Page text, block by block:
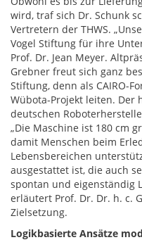
wird, traf sich Dr. Schunk
Vertretern der THWS.
Vogel Stiftung für ihre
Prof. Dr. Jean Meyer.
Grebner freut sich ganz
Stiftung, denn als CAIRO-
Wübota-Projekt leiten. Der
deutschen
„Die Maschine ist 180 cm
damit Menschen beim
Lebensbereichen
ausgestattet ist, die auch
spontan und eigenständig
erläutert Prof. Dr. Dr. h. c.
Zielsetzung.
Logikbasierte Ansätze